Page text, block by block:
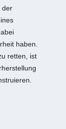
der
haben.
retten, ist